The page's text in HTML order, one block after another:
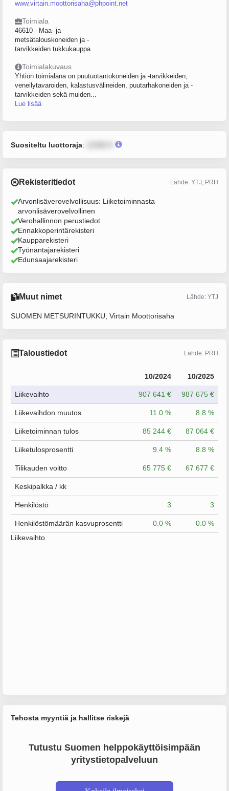
www.virtain.moottorisaha@phpoint.net
Toimiala
46610 - Maa- ja
metsätalouskoneiden ja -
tarvikkeiden tukkukauppa
Toimialakuvaus
Yhtiön toimialana on puutuotantokoneiden ja -tarvikkeiden,
veneilytavaroiden, kalastusvälineiden, puutarhakoneiden ja -
tarvikkeiden sekä muiden...
Lue lisää
Suositeltu luottoraja:
Rekisteritiedot Lähde: YTJ, PRH
Arvonlisäverovelvollisuus: Liiketoiminnasta
arvonlisäverovelvollinen
Verohallinnon perustiedot
Ennakkoperintärekisteri
Kaupparekisteri
Työnantajarekisteri
Edunsaajarekisteri
Muut nimet Lähde: YTJ
SUOMEN METSURINTUKKU, Virtain Moottorisaha
Taloustiedot Lähde: PRH
10/2024 10/2025
Liikevaihto 907 641 € 987 675 €
Liikevaihdon muutos 11.0 % 8.8 %
Liiketoiminnan tulos 85 244 € 87 064 €
Liiketulosprosentti 9.4 % 8.8 %
Tilikauden voitto 65 775 € 67 677 €
Keskipalkka / kk
Henkilöstö 3 3
Henkilöstömäärän kasvuprosentti 0.0 %
0.0 %
Liikevaihto
Tehosta myyntiä ja hallitse riskejä
Tutustu Suomen helppokäyttöisimpään
yritystietopalveluun